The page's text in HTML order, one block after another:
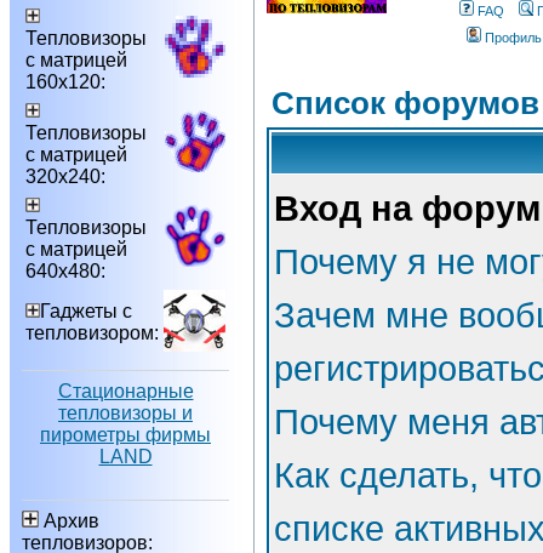
Тепловизоры
с матрицей
160х120:
Тепловизоры
с матрицей
320х240:
Тепловизоры
с матрицей
640х480:
Гаджеты с
тепловизором:
Стационарные
тепловизоры и
пирометры фирмы
LAND
Архив
тепловизоров:
FAQ
Профиль
Список
Вход на форум
Почему я не
Зачем мне
Почему меня
Как сделать,
списке